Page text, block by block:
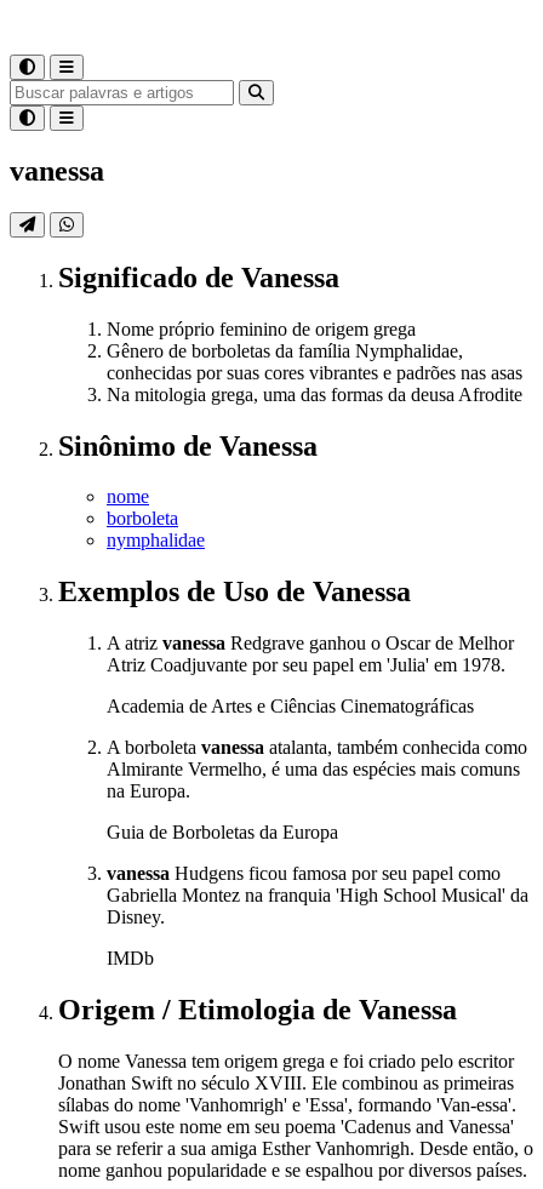
vanessa
Significado de Vanessa
Nome próprio feminino de origem grega
Gênero de borboletas da família Nymphalidae,
conhecidas por suas cores vibrantes e padrões nas asas
Na mitologia grega, uma das formas da deusa Afrodite
Sinônimo de Vanessa
nome
borboleta
nymphalidae
Exemplos de Uso de Vanessa
A atriz vanessa Redgrave ganhou o Oscar de Melhor
Atriz Coadjuvante por seu papel em 'Julia' em 1978.
Academia de Artes e Ciências Cinematográficas
A borboleta vanessa atalanta, também conhecida como
Almirante Vermelho, é uma das espécies mais comuns
na Europa.
Guia de Borboletas da Europa
vanessa Hudgens ficou famosa por seu papel como
Gabriella Montez na franquia 'High School Musical' da
Disney.
IMDb
Origem / Etimologia de Vanessa
O nome Vanessa tem origem grega e foi criado pelo escritor
Jonathan Swift no século XVIII. Ele combinou as primeiras
sílabas do nome 'Vanhomrigh' e 'Essa', formando 'Van-essa'.
Swift usou este nome em seu poema 'Cadenus and Vanessa'
para se referir a sua amiga Esther Vanhomrigh. Desde então, o
nome ganhou popularidade e se espalhou por diversos países.